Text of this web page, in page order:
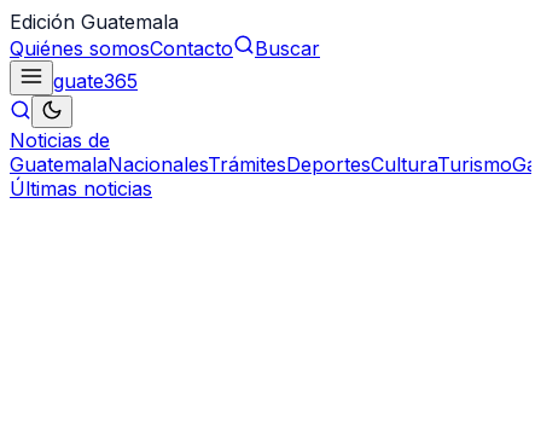
Edición Guatemala
Quiénes somosContacto
Buscar
guate365
Noticias de
GuatemalaNacionalesTrámitesDeportesCulturaTurismo
Últimas noticias